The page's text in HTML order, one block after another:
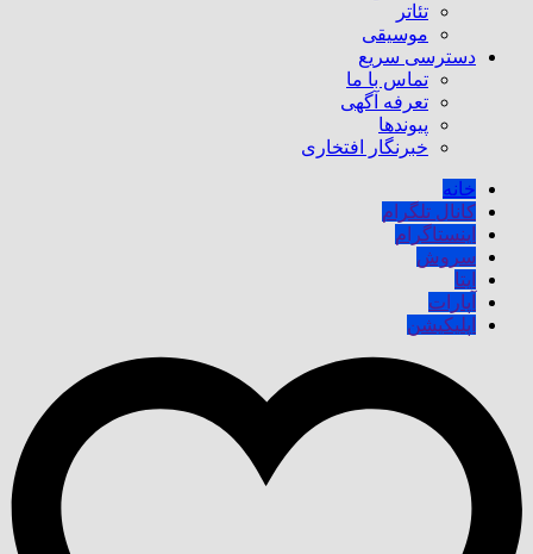
تئاتر
موسیقی
دسترسی سریع
تماس با ما
تعرفه آگهی
پیوندها
خبرنگار افتخاری
خانه
کانال تلگرام
اینستاگرام
سروش
ایتا
آپارات
اپلیکیشن